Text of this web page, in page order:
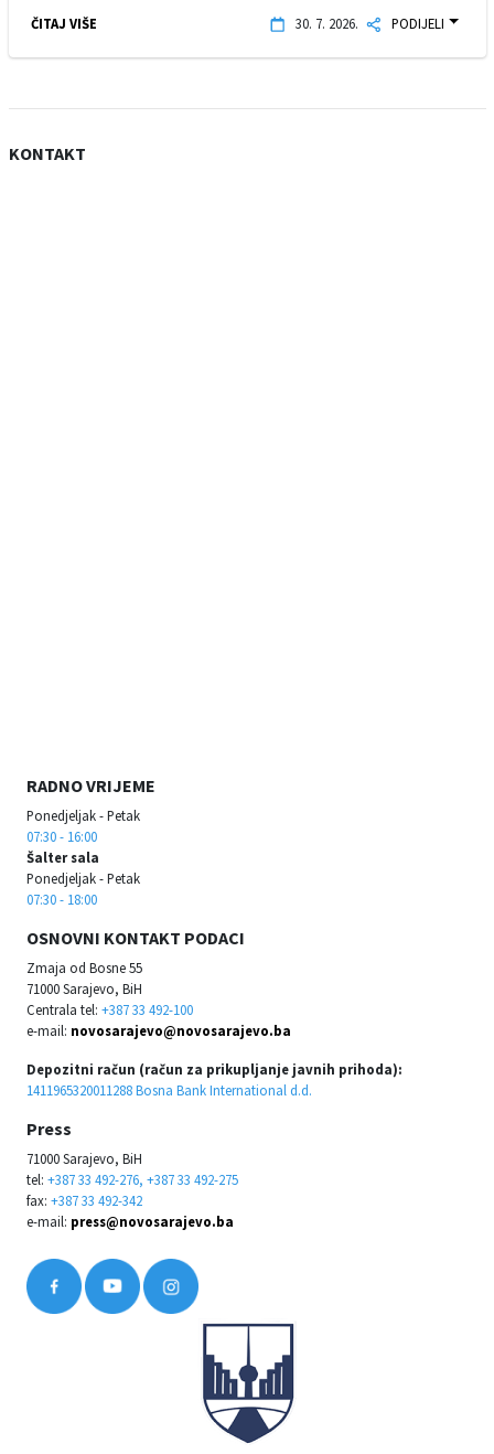
ČITAJ VIŠE 30. 7. 2026. PODIJELI
KONTAKT
RADNO VRIJEME
Ponedjeljak - Petak
07:30 - 16:00
Šalter sala
Ponedjeljak - Petak
07:30 - 18:00
OSNOVNI KONTAKT PODACI
Zmaja od Bosne 55
71000 Sarajevo, BiH
Centrala tel: +387 33 492-100
e-mail: novosarajevo@novosarajevo.ba
Depozitni račun (račun za prikupljanje javnih prihoda):
1411965320011288 Bosna Bank International d.d.
Press
71000 Sarajevo, BiH
tel: +387 33 492-276, +387 33 492-275
fax: +387 33 492-342
e-mail: press@novosarajevo.ba